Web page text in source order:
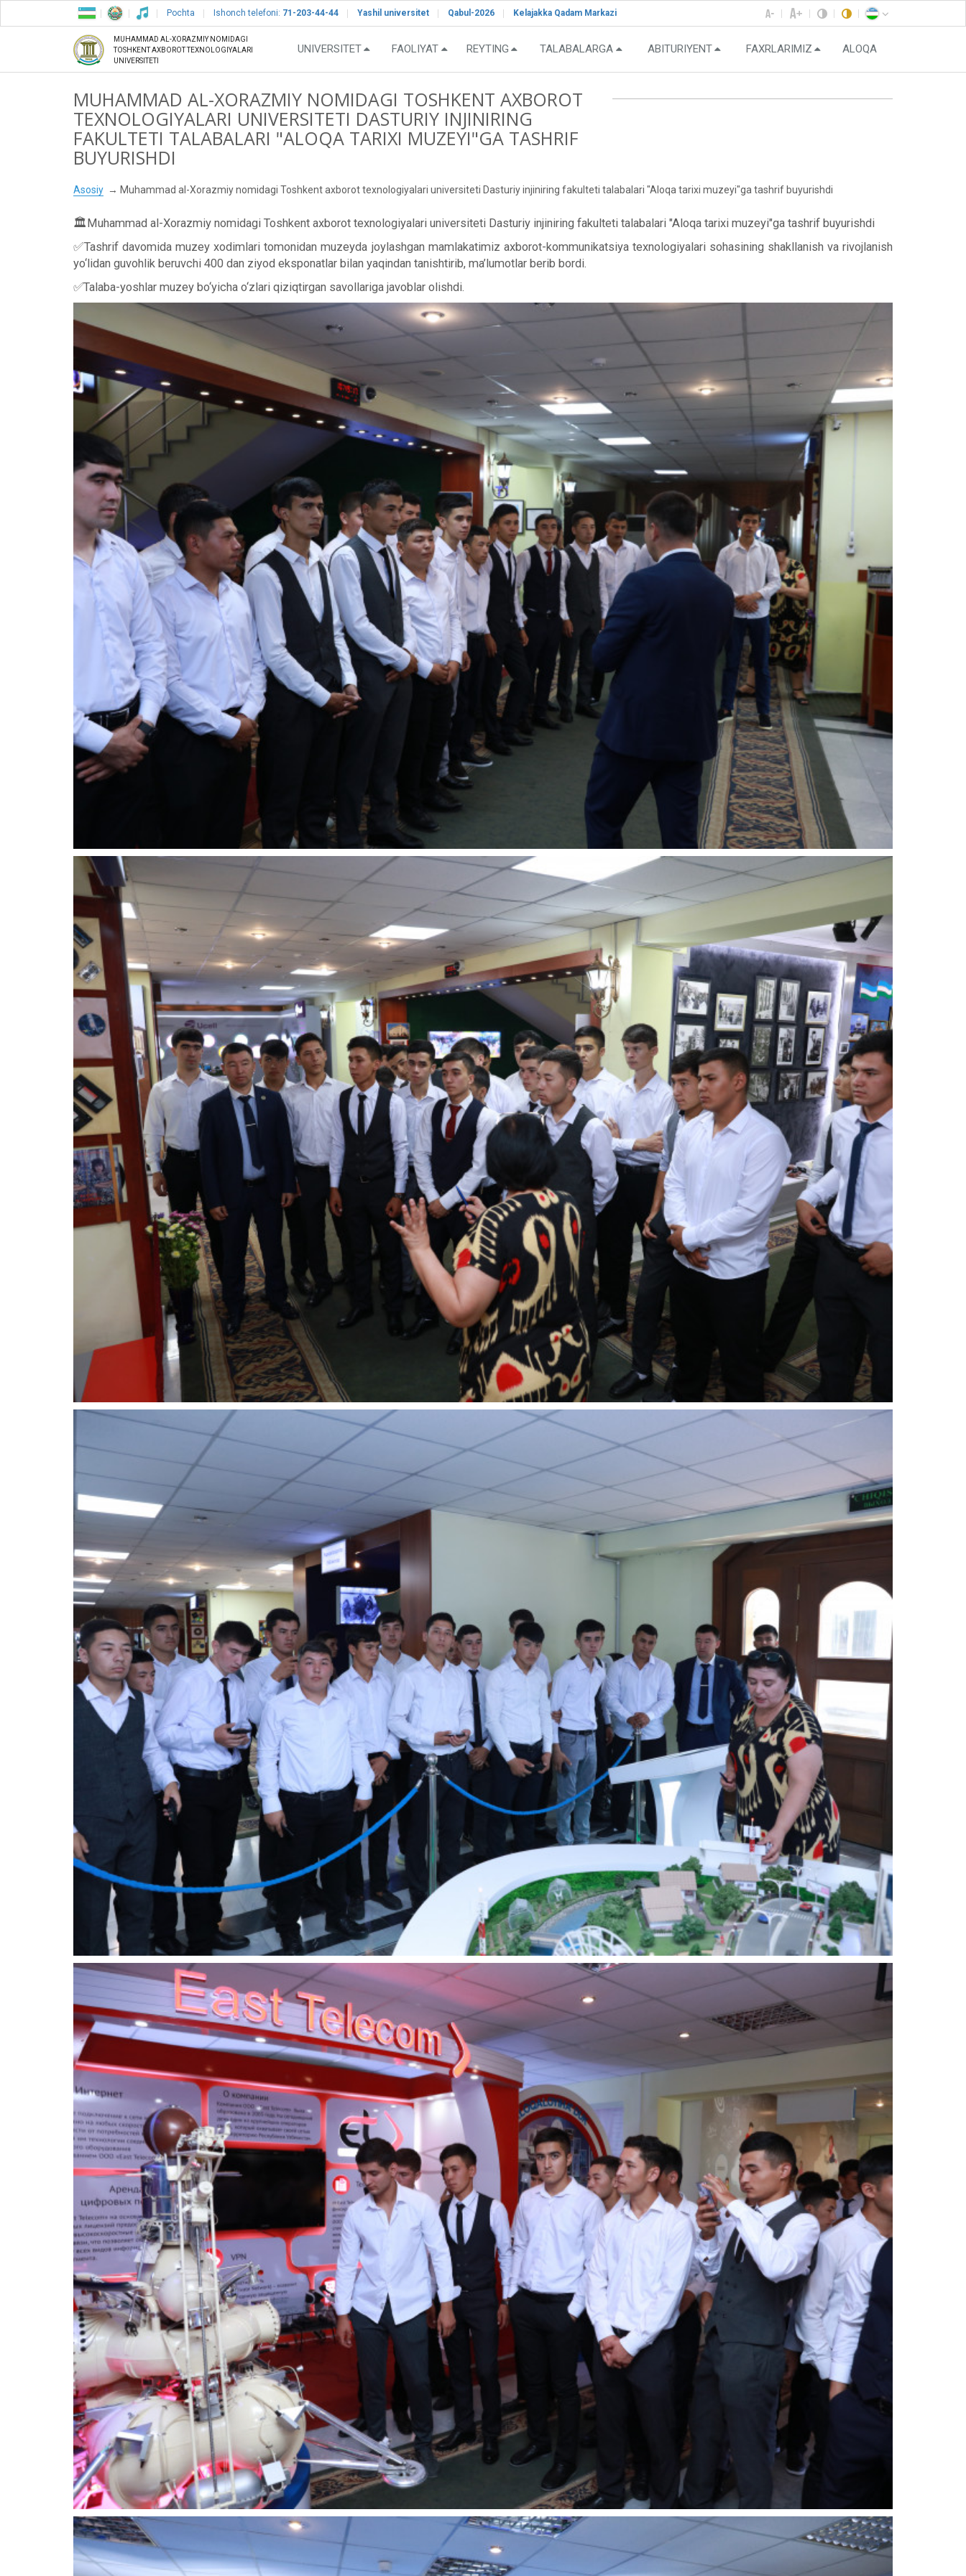
Pochta Ishonch telefoni: 71-203-44-44 Yashil universitet Qabul-2026 Kelajakka Qadam Markazi
MUHAMMAD AL-XORAZMIY NOMIDAGI
TOSHKENT AXBOROT TEXNOLOGIYALARI
UNIVERSITETI
UNIVERSITET FAOLIYAT REYTING TALABALARGA ABITURIYENT FAXRLARIMIZ ALOQA
MUHAMMAD AL-XORAZMIY NOMIDAGI TOSHKENT AXBOROT
TEXNOLOGIYALARI UNIVERSITETI DASTURIY INJINIRING
FAKULTETI TALABALARI "ALOQA TARIXI MUZEYI"GA TASHRIF
BUYURISHDI
Asosiy Muhammad al-Xorazmiy nomidagi Toshkent axborot texnologiyalari universiteti Dasturiy injiniring fakulteti talabalari "Aloqa tarixi muzeyi"ga tashrif buyurishdi
🏛Muhammad al-Xorazmiy nomidagi Toshkent axborot texnologiyalari universiteti Dasturiy injiniring fakulteti talabalari "Aloqa tarixi muzeyi"ga tashrif buyurishdi
✅Tashrif davomida muzey xodimlari tomonidan muzeyda joylashgan mamlakatimiz axborot-kommunikatsiya texnologiyalari sohasining shakllanish va rivojlanish
yo‘lidan guvohlik beruvchi 400 dan ziyod eksponatlar bilan yaqindan tanishtirib, ma’lumotlar berib bordi.
✅Talaba-yoshlar muzey bo‘yicha o‘zlari qiziqtirgan savollariga javoblar olishdi.